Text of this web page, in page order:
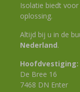
Isolatie biedt
oplossing.
Altijd bij u in de
Nederland.
Hoofdvestiging:
De Bree 16
7468 DN Enter